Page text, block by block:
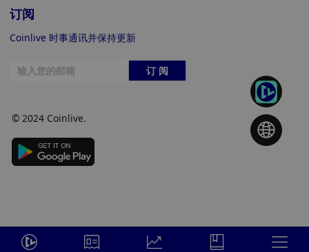
订阅
Coinlive 时事通讯并保持更新
订 阅
© 2024 Coinlive.